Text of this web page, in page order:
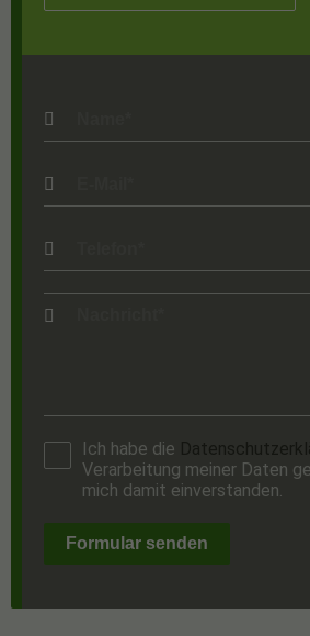
Ich habe die
Verarbeitung meiner Daten
mich damit einverstanden.
Formular senden